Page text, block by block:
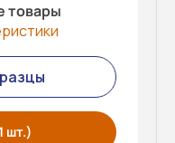
товары
шт.)